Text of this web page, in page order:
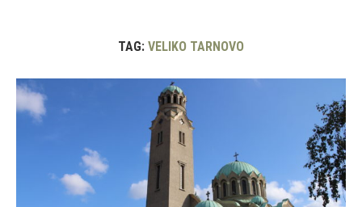
TAG: VELIKO TARNOVO